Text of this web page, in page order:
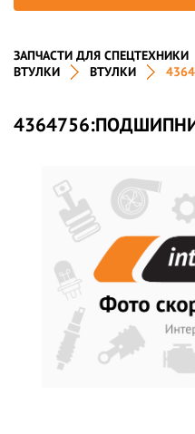
ЗАПЧАСТИ ДЛЯ СПЕЦТЕХНИКИ
ВТУЛКИ
ВТУЛКИ